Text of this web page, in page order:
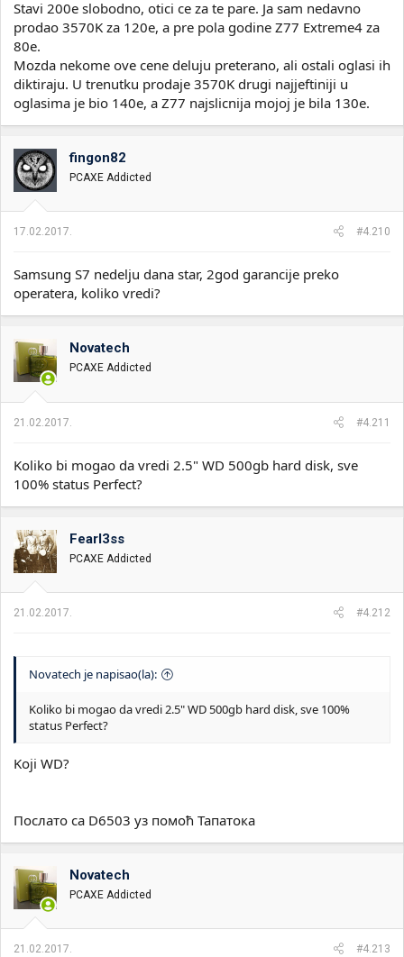
Stavi 200e slobodno, otici ce za te pare. Ja sam nedavno
prodao 3570K za 120e, a pre pola godine Z77 Extreme4 za
80e.
Mozda nekome ove cene deluju preterano, ali ostali oglasi ih
diktiraju. U trenutku prodaje 3570K drugi najjeftiniji u
oglasima je bio 140e, a Z77 najslicnija mojoj je bila 130e.
fingon82
PCAXE Addicted
17.02.2017. #4.210
Samsung S7 nedelju dana star, 2god garancije preko
operatera, koliko vredi?
Novatech
PCAXE Addicted
21.02.2017. #4.211
Koliko bi mogao da vredi 2.5" WD 500gb hard disk, sve
100% status Perfect?
Fearl3ss
PCAXE Addicted
21.02.2017. #4.212
Novatech je napisao(la):
Koliko bi mogao da vredi 2.5" WD 500gb hard disk, sve 100%
status Perfect?
Koji WD?
Послато са D6503 уз помоћ Тапатока
Novatech
PCAXE Addicted
21.02.2017. #4.213